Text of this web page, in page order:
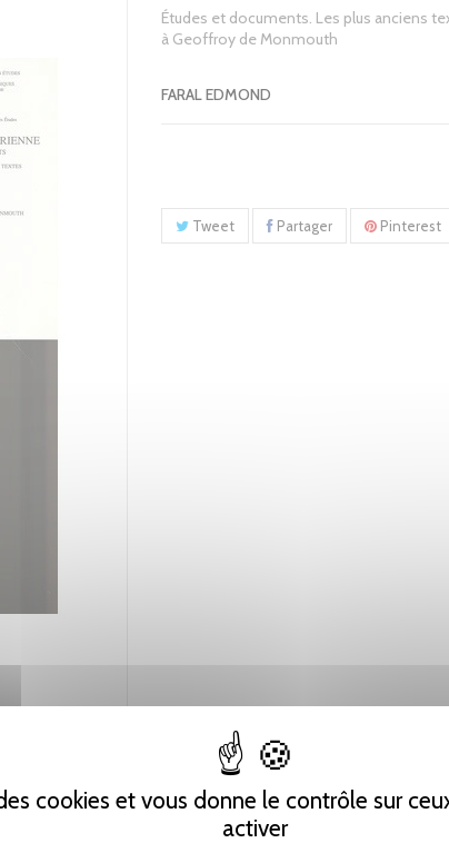
cookies et vous donne le contrôle sur
activer
Études et documents. Les plus anciens
à Geoffroy de Monmouth
FARAL EDMOND
Tweet Partager Pinterest